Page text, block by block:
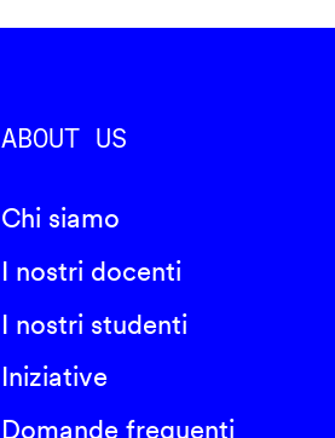
ABOUT US
Chi siamo
I nostri docenti
I nostri studenti
Iniziative
Domande frequenti